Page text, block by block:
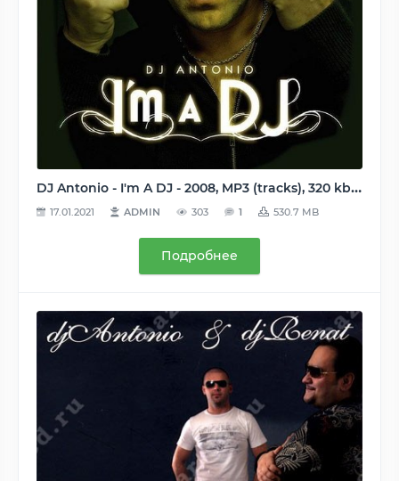
DJ Antonio - I'm A DJ - 2008, MP3 (tracks), 320 kbps
17.01.2021 ADMIN 303 1 530.7 MB
Подробнее